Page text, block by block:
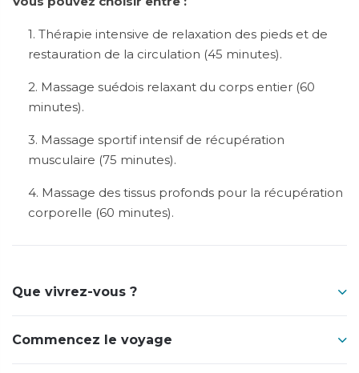
1. Thérapie intensive de relaxation des pieds et de
restauration de la circulation (45 minutes).
2. Massage suédois relaxant du corps entier (60
minutes).
3. Massage sportif intensif de récupération
musculaire (75 minutes).
4. Massage des tissus profonds pour la récupération
corporelle (60 minutes).
Que vivrez-vous ?
Commencez le voyage